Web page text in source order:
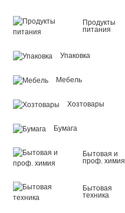
Продукты
питания
Упаковка
Мебель
Хозтовары
Бумага
Бытовая и
проф. химия
Бытовая
техника